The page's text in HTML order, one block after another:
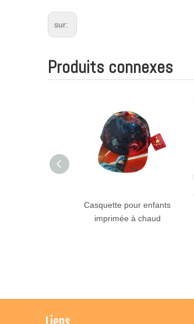
sur:
Produits connexes
Casquette pour enfants
imprimée à chaud